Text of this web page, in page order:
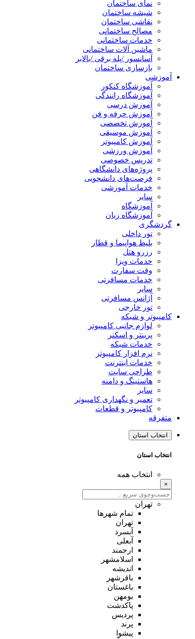
نمای ساختمان
شیشه ساختمان
نقاشی ساختمان
مصالح ساختمانی
خدمات ساختمانی
ماشین آلات ساختمانی
آسانسور /پله برقی /بالابر
بازسازی ساختمان
آموزشی
آموزشگاه کنکور
آموزشگاه رانندگی
آموزش درسی
آموزش حرفه و فن
آموزش تخصصی
آموزش موسیقی
آموزش کامپیوتر
آموزش ورزشی
تدریس خصوصی
پروژه‌های دانشگاهی
فرصت‌های دانشجویی
خدمات آموزشی
سایر
آموزشگاه
آموزشگاه زبان
گردشگری
تور داخلی
بلیط هواپیما و قطار
رزرو هتل
خدمات ویزا
وقت سفارت
خدمات مسافرتی
سایر
آژانس مسافرتی
تور خارجی
کامپیوتر و شبکه
لوازم جانبی کامپیوتر
پرینتر و اسکنر
خدمات شبکه
نرم افزار کامپیوتر
خدمات اینترنت
طراحی سایت
هاستینگ و دامنه
سایر
تعمیر و نگهداری کامپیوتر
کامپیوتر و قطعات
متفرقه
انتخاب استان
انتخاب استان
انتخاب همه
×
تهران
تمام شهر‌ها
تهران
آبسرد
آبعلی
ارجمند
اسلامشهر
اندیشه
باقرشهر
باغستان
بومهن
پاکدشت
پردیس
پرند
پیشوا